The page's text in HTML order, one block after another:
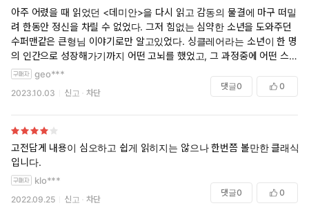
아주 어렸을 때 읽었던 <데미안>을 다시 읽고 감동의 물결에 마구 떠밀
려 한동안 정신을 차릴 수 없었다. 그저 힘없는 심약한 소년을 도와주던
수퍼맨같은 큰형님 이야기로만 알고있었다. 싱클레어라는 소년이 한 명
의 인간으로 성장해가기까지 어떤 고뇌를 했었고, 그 과정중에 어떤 스승
들을 만났으며 선과 악, 타자와 자아의 의지를 구별하며 앞으로 나가기 위
해 어떤 실패와 깨달음을 얻었는지 이제사 들여다볼 수 있었다.
소설의 첫부분, 너무 인상적이었다. 싱클레이의 독백이 아니라 1차세계대
전을 바라보는 헤르만 헤세의 안타까움의 표현이었다. 나의 이야기이기
때문에 무엇보다도 소중하다는 말. ‘나‘를 찾기까지 고난의 험로를 거쳐온
사람인 나 자신들이 전쟁에서 총탄에 맞아 스러져가는 비극을 아름다운
소설로 표현했다.
덕분에 이번 참에 헤르만 헤세의 작품들을 연속적으로 읽어봤다. 모아서
geo***
2023.10.03 신고 차단
댓글0 0
고전답게 내용이 심오하고 쉽게 읽히지는 않으나 한번쯤 볼만한 클래식
입니다.
klo***
2022.09.25 신고 차단
댓글0 0